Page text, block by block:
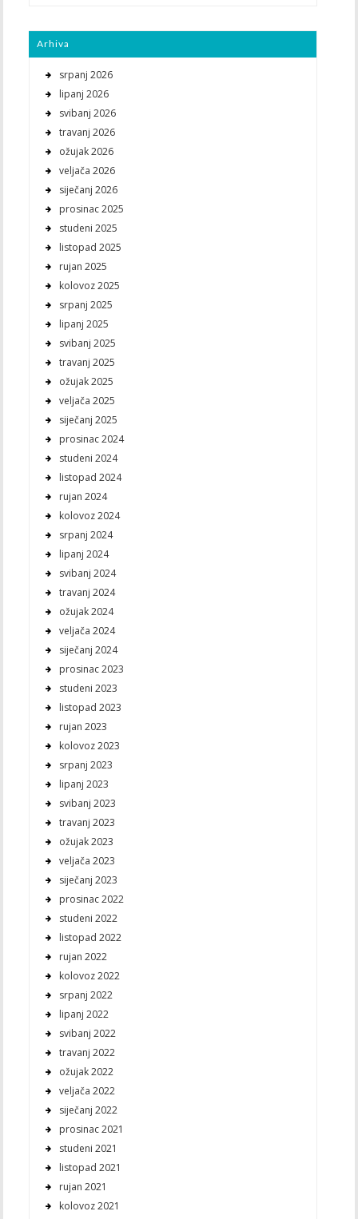
Arhiva
srpanj 2026
lipanj 2026
svibanj 2026
travanj 2026
ožujak 2026
veljača 2026
siječanj 2026
prosinac 2025
studeni 2025
listopad 2025
rujan 2025
kolovoz 2025
srpanj 2025
lipanj 2025
svibanj 2025
travanj 2025
ožujak 2025
veljača 2025
siječanj 2025
prosinac 2024
studeni 2024
listopad 2024
rujan 2024
kolovoz 2024
srpanj 2024
lipanj 2024
svibanj 2024
travanj 2024
ožujak 2024
veljača 2024
siječanj 2024
prosinac 2023
studeni 2023
listopad 2023
rujan 2023
kolovoz 2023
srpanj 2023
lipanj 2023
svibanj 2023
travanj 2023
ožujak 2023
veljača 2023
siječanj 2023
prosinac 2022
studeni 2022
listopad 2022
rujan 2022
kolovoz 2022
srpanj 2022
lipanj 2022
svibanj 2022
travanj 2022
ožujak 2022
veljača 2022
siječanj 2022
prosinac 2021
studeni 2021
listopad 2021
rujan 2021
kolovoz 2021